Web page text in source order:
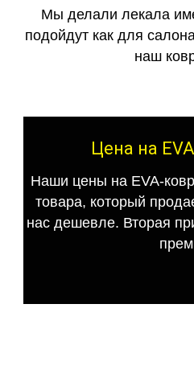
Мы делали лекала
подойдут как для
наш
Цена на
Наши цены на EVA-
товара, который
нас дешевле. Вторая